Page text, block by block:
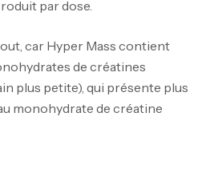
par dose.
car Hyper Mass contient
de créatines
plus petite), qui présente plus
monohydrate de créatine